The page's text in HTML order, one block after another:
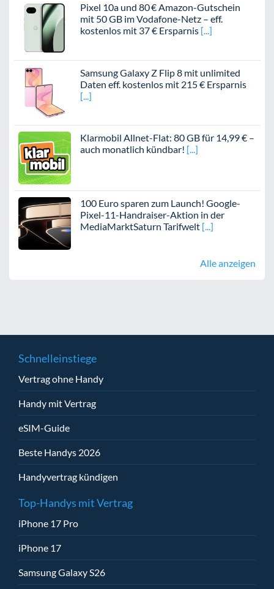
Pixel 10a und 80 € Amazon-Gutschein
mit 50 GB im Vodafone-Netz – eff.
kostenlos mit 37 € Ersparnis
Samsung Galaxy Z Flip 8 mit unlimited
Daten eff. kostenlos mit 215 € Ersparnis
Klarmobil Allnet-Flat: 80 GB für 14,99 € –
auch monatlich kündbar!
100 Euro sparen zum Launch! Google-
Pixel-11-Handraiser-Aktion in der
MediaMarktSaturn Tarifwelt
Alle anzeigen
Schnelleinstiege
Vertrag ohne Handy
Handy mit Vertrag
eSIM-Guide
Beste Handys 2026
Handyvertrag kündigen
Top-Handys mit Vertrag
iPhone 17 Pro
iPhone 17
Samsung Galaxy S26